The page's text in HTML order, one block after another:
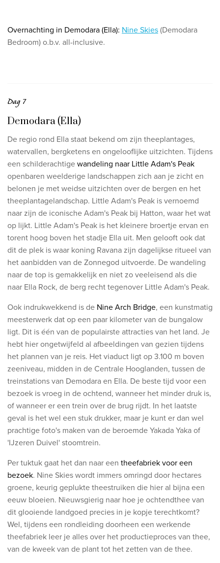
Overnachting in Demodara (Ella): Nine Skies(Demodara
Bedroom) o.b.v. all-inclusive.
Dag 7
Demodara (Ella)
De regio rond Ella staat bekend om zijn theeplantages,
watervallen, bergketens en ongelooflijke uitzichten. Tijdens
een schilderachtigewandeling naar Little Adam's Peak
openbaren weelderige landschappen zich aan je zicht en
belonen je met weidse uitzichten over de bergen en het
theeplantagelandschap. Little Adam's Peak is vernoemd
naar zijn de iconische Adam's Peak bij Hatton, waar het wat
op lijkt. Little Adam's Peak is het kleinere broertje ervan en
torent hoog boven het stadje Ella uit. Men gelooft ook dat
dit de plek is waar koning Ravana zijn dagelijkse ritueel van
het aanbidden van de Zonnegod uitvoerde. De wandeling
naar de top is gemakkelijk en niet zo veeleisend als die
naar Ella Rock, de berg recht tegenover Little Adam's Peak.
Ook indrukwekkend is de Nine Arch Bridge, een kunstmatig
meesterwerk dat op een paar kilometer van de bungalow
ligt. Dit is één van de populairste attracties van het land. Je
hebt hier ongetwijfeld al afbeeldingen van gezien tijdens
het plannen van je reis. Het viaduct ligt op 3.100 m boven
zeeniveau, midden in de Centrale Hooglanden, tussen de
treinstations van Demodara en Ella. De beste tijd voor een
bezoek is vroeg in de ochtend, wanneer het minder druk is,
of wanneer er een trein over de brug rijdt. In het laatste
geval is het wel een stuk drukker, maar je kunt er dan wel
prachtige foto's maken van de beroemde Yakada Yaka of
'IJzeren Duivel' stoomtrein.
Per tuktuk gaat het dan naar een theefabriek voor een
bezoek. Nine Skies wordt immers omringd door hectares
groene, keurig geplukte theestruiken die hier al bijna een
eeuw bloeien. Nieuwsgierig naar hoe je ochtendthee van
dit glooiende landgoed precies in je kopje terechtkomt?
Wel, tijdens een rondleiding doorheen een werkende
theefabriek leer je alles over het productieproces van thee,
van de kweek van de plant tot het zetten van de thee.